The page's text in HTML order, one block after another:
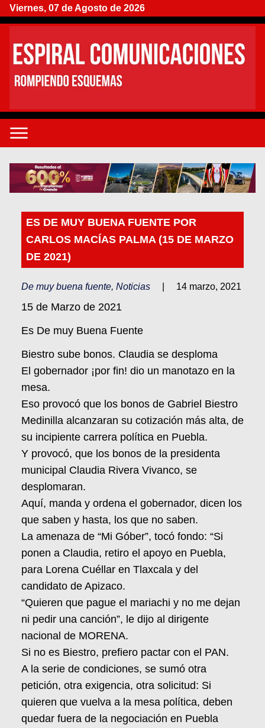
Viernes, 07 de Agosto de 2026
ES DE MUY BUENA FUENTE POR
CARLOS MACÍAS PALMA (15 DE MARZO
DE 2021)
De muy buena fuente, Noticias 14 marzo, 2021
15 de Marzo de 2021
Es De muy Buena Fuente
Biestro sube bonos. Claudia se desploma
El gobernador ¡por fin! dio un manotazo en la
mesa.
Eso provocó que los bonos de Gabriel Biestro
Medinilla alcanzaran su cotización más alta, de
su incipiente carrera política en Puebla.
Y provocó, que los bonos de la presidenta
municipal Claudia Rivera Vivanco, se
desplomaran.
Aquí, manda y ordena el gobernador, dicen los
que saben y hasta, los que no saben.
La amenaza de “Mi Góber”, tocó fondo: “Si
ponen a Claudia, retiro el apoyo en Puebla,
para Lorena Cuéllar en Tlaxcala y del
candidato de Apizaco.
“Quieren que pague el mariachi y no me dejan
ni pedir una canción”, le dijo al dirigente
nacional de MORENA.
Si no es Biestro, prefiero pactar con el PAN.
A la serie de condiciones, se sumó otra
petición, otra exigencia, otra solicitud: Si
quieren que vuelva a la mesa política, deben
quedar fuera de la negociación en Puebla